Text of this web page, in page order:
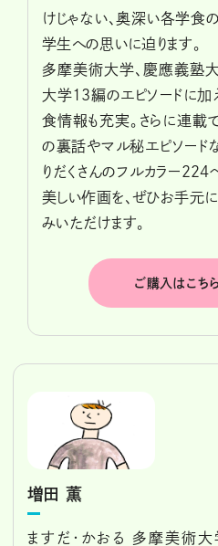
けじゃない、奥深い各学食
学生への思いに迫ります。
多摩美術大学、慶應義塾
大学13編のエピソードに
食情報も充実。さらに連載
の裏話やマル秘エピソード
りだくさんのフルカラー
美しい作画を、ぜひお手元
みいただけます。
ご購入はこちら
増田 薫
ますだ・かおる 多摩美術大